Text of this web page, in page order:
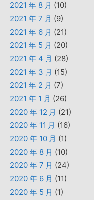
2021 年 8 月 (10)
2021 年 7 月 (9)
2021 年 6 月 (21)
2021 年 5 月 (20)
2021 年 4 月 (28)
2021 年 3 月 (15)
2021 年 2 月 (7)
2021 年 1 月 (26)
2020 年 12 月 (21)
2020 年 11 月 (16)
2020 年 10 月 (1)
2020 年 8 月 (10)
2020 年 7 月 (24)
2020 年 6 月 (11)
2020 年 5 月 (1)